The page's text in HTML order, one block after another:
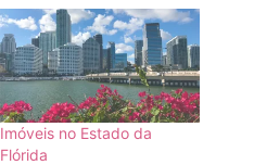
Imóveis no Estado da
Flórida